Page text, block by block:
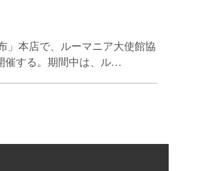
」本店で、ルーマニア大使館協
催する。期間中は、ル…